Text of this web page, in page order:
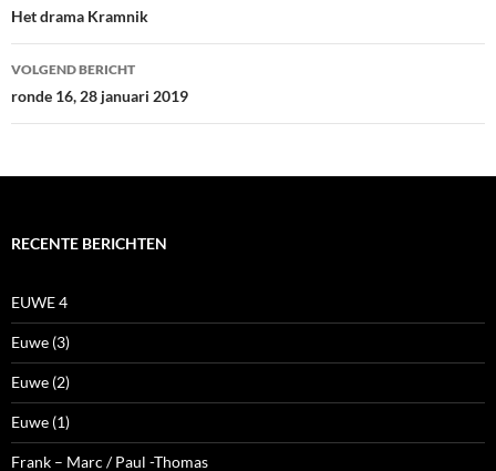
navigatie
Het drama Kramnik
VOLGEND BERICHT
ronde 16, 28 januari 2019
RECENTE BERICHTEN
EUWE 4
Euwe (3)
Euwe (2)
Euwe (1)
Frank – Marc / Paul -Thomas